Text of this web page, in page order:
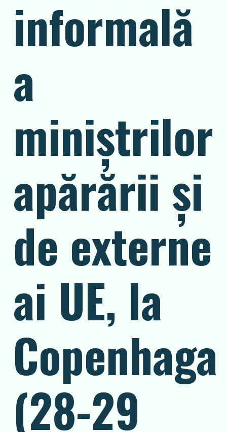
informală
a
miniştrilor
apărării şi
de externe
ai UE, la
Copenhaga
(28-29